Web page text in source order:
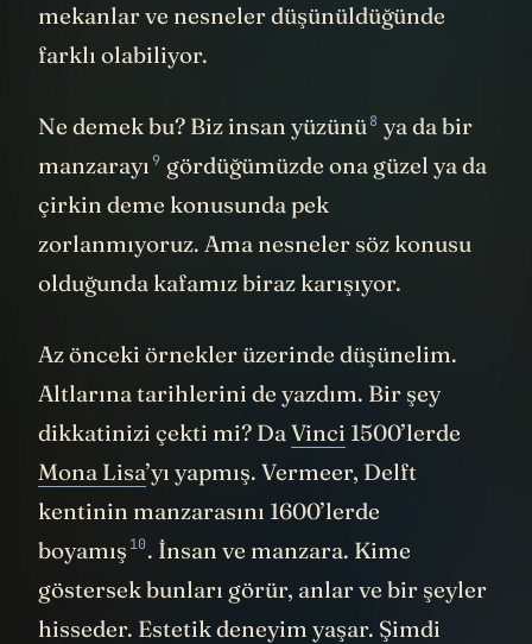
mekanlar ve nesneler düşünüldüğünde
farklı olabiliyor.
Ne demek bu? Biz insan yüzünü8 ya da bir
manzarayı9 gördüğümüzde ona güzel ya da
çirkin deme konusunda pek
zorlanmıyoruz. Ama nesneler söz konusu
olduğunda kafamız biraz karışıyor.
Az önceki örnekler üzerinde düşünelim.
Altlarına tarihlerini de yazdım. Bir şey
dikkatinizi çekti mi? Da Vinci 1500’lerde
Mona Lisa’yı yapmış. Vermeer, Delft
kentinin manzarasını 1600’lerde
boyamış 10. İnsan ve manzara. Kime
göstersek bunları görür, anlar ve bir şeyler
hisseder. Estetik deneyim yaşar. Şimdi